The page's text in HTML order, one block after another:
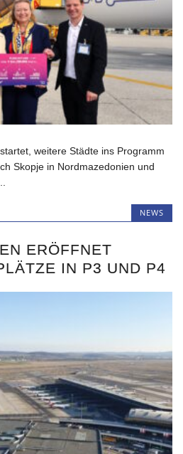
weitere Städte ins Programm
Skopje in Nordmazedonien und
NEWS
ERÖFFNET
IN P3 UND P4